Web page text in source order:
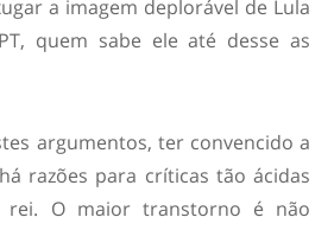
a imagem deplorável de Lula
quem sabe ele até desse as
argumentos, ter convencido a
razões para críticas tão ácidas
rei. O maior transtorno é não